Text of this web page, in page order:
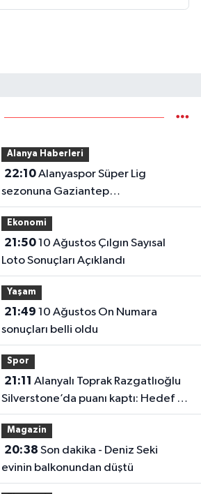
Alanya Haberleri
22:10Alanyaspor Süper Lig
sezonuna Gaziantep
deplasmanında başlıyor
Ekonomi
21:5010 Ağustos Çılgın Sayısal
Loto Sonuçları Açıklandı
Yaşam
21:49
sonuçları belli oldu
Spor
21:11
Silverstone’da puanı kaptı: Hedef ilk
10!
Magazin
20:38
evinin balkonundan düştü